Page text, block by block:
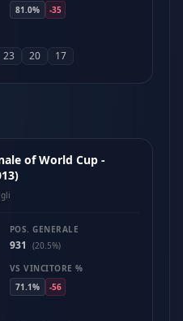
81.0%
-35
23 20 17
of World Cup -
POS. GENERALE
931
(20.5%)
VS VINCITORE %
71.1%
-56